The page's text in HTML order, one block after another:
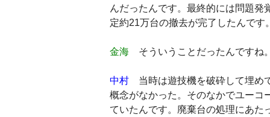
んだったんです。最終的には問題発
定約21万台の撤去が完了したんです
金海 そういうことだったんですね
中村 当時は遊技機を破砕して埋め
概念がなかった。そのなかでユーコ
ていたんです。廃棄台の処理にあた